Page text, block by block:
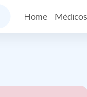
Home Médicos